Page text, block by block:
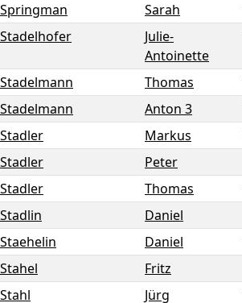
Springman
Sarah
Stadelhofer
Julie-
Antoinette
Stadelmann Thomas
Stadelmann
Anton 3
Stadler
Markus
Stadler
Peter
Stadler
Thomas
Stadlin
Daniel
Staehelin
Daniel
Stahel
Fritz
Stahl
Jürg